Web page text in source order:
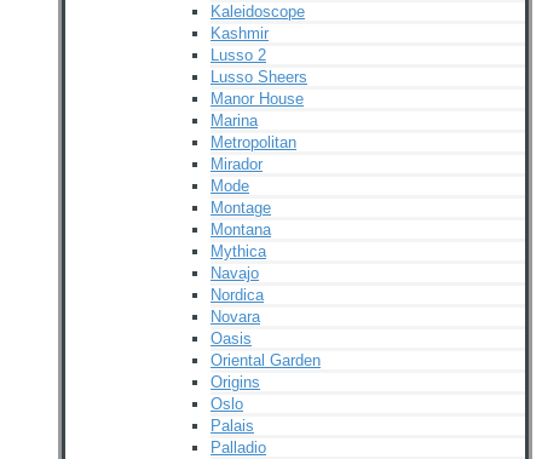
Kaleidoscope
Kashmir
Lusso 2
Lusso Sheers
Manor House
Marina
Metropolitan
Mirador
Mode
Montage
Montana
Mythica
Navajo
Nordica
Novara
Oasis
Oriental Garden
Origins
Oslo
Palais
Palladio